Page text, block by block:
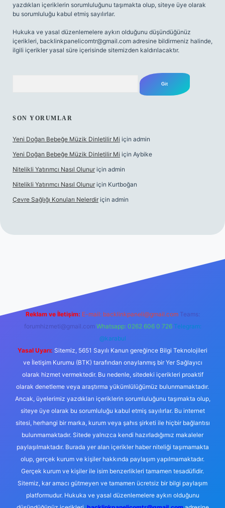
yazdıkları içeriklerin sorumluluğunu taşımakta olup, siteye üye olarak
bu sorumluluğu kabul etmiş sayılırlar.
Hukuka ve yasal düzenlemelere aykırı olduğunu düşündüğünüz
içerikleri, backlinkpanelicomtr@gmail.com adresine bildirmeniz halinde,
ilgili içerikler yasal süre içerisinde sitemizden kaldırılacaktır.
SON YORUMLAR
Yeni Doğan Bebeğe Müzik Dinletilir Mi için admin
Yeni Doğan Bebeğe Müzik Dinletilir Mi için Aybike
Nitelikli Yatırımcı Nasıl Olunur için admin
Nitelikli Yatırımcı Nasıl Olunur için Kurtboğan
Çevre Sağlığı Konuları Nelerdir için admin
Reklam ve İletişim: E-mail: backlinkpaneli@gmail.com Teams:
forumhizmeti@gmail.com Whatsapp: 0262 606 0 726 Telegram:
@karabul
Yasal Uyarı: Sitemiz, 5651 Sayılı Kanun gereğince Bilgi Teknolojileri
ve İletişim Kurumu (BTK) tarafından onaylanmış bir Yer Sağlayıcı
olarak hizmet vermektedir. Bu nedenle, sitedeki içerikleri proaktif
olarak denetleme veya araştırma yükümlülüğümüz bulunmamaktadır.
Ancak, üyelerimiz yazdıkları içeriklerin sorumluluğunu taşımakta olup,
siteye üye olarak bu sorumluluğu kabul etmiş sayılırlar. Bu internet
sitesi, herhangi bir marka, kurum veya şahıs şirketi ile hiçbir bağlantısı
bulunmamaktadır. Sitede yalnızca kendi hazırladığımız makaleler
paylaşılmaktadır. Burada yer alan içerikler haber niteliği taşımamakta
olup, gerçek kurum ve kişiler hakkında paylaşım yapılmamaktadır.
Gerçek kurum ve kişiler ile isim benzerlikleri tamamen tesadüfidir.
Sitemiz, kar amacı gütmeyen ve tamamen ücretsiz bir bilgi paylaşım
platformudur. Hukuka ve yasal düzenlemelere aykırı olduğunu